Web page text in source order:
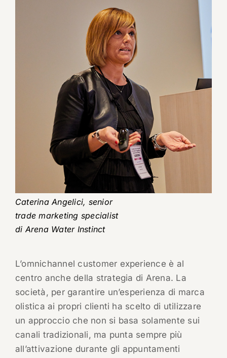
Caterina Angelici, senior
trade marketing specialist
di Arena Water Instinct
L’omnichannel customer experience è al
centro anche della strategia di Arena. La
società, per garantire un’esperienza di marca
olistica ai propri clienti ha scelto di utilizzare
un approccio che non si basa solamente sui
canali tradizionali, ma punta sempre più
all’attivazione durante gli appuntamenti